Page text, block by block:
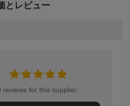
とレビュー
reviews for this supplier